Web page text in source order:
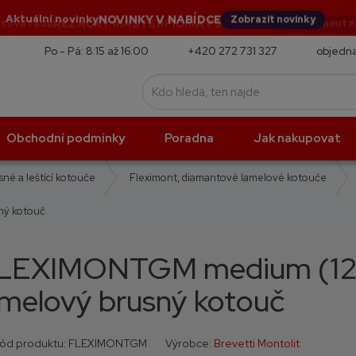
Aktuální novinkyNOVINKY V NABÍDCE Zobrazit novinky
Po - Pá: 8:15 až 16:00 +420 272 731 327
Obchodní podmínky Poradna Jak nakupovat
a leštící kotouče Fleximont, diamantové lamelové kotouče
kotouč
medium
brusný kotouč
produktu: FLEXIMONTGM
K
Výrobce: Brevetti Montolit